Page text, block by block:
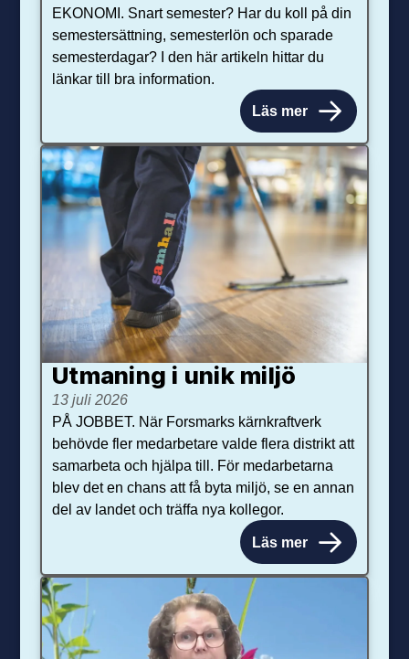
EKONOMI. Snart semester? Har du koll på din
semestersättning, semesterlön och sparade
semesterdagar? I den här artikeln hittar du
länkar till bra information.
Läs mer
Utmaning i unik miljö
13 juli 2026
PÅ JOBBET. När Forsmarks kärnkraftverk
behövde fler medarbetare valde flera distrikt att
samarbeta och hjälpa till. För medarbetarna
blev det en chans att få byta miljö, se en annan
del av landet och träffa nya kollegor.
Läs mer